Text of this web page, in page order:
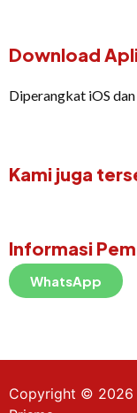
Download
Diperangkat iOS
Kami juga
Informasi
WhatsApp
Copyright © 2026